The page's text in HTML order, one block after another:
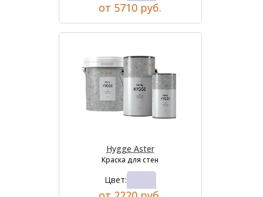
от 5710 руб.
Hygge Aster
Краска для стен
Цвет: